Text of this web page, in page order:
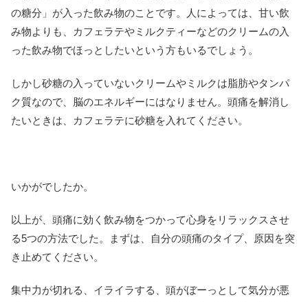
の糖分」が入った飲み物のことです。人によっては、甘い飲
み物よりも、カフェラテやミルクティーなどのクリームの入
った飲み物でほっとしたいという方もいるでしょう。
しかし砂糖の入っていないクリームやミルクは脂肪やタンパ
ク質なので、脳のエネルギーにはなりません。頭痛を解消し
たいときは、カフェラテに砂糖を入れてください。
いかがでしたか。
以上が、頭痛に効く飲み物をつかって心身をリラックスさせ
る5つの方法でした。まずは、自分の頭痛のタイプ、原因を突
き止めてください。
集中力が切れる、イライラする、頭がぼーっとして気分が悪